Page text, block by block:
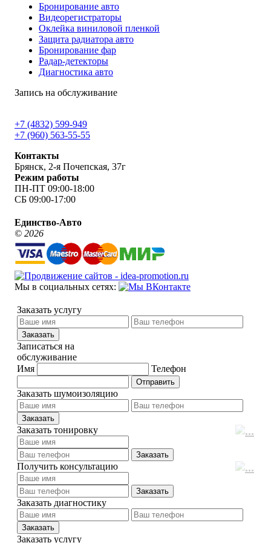
Бронирование авто
Видеорегистраторы
Оклейка виниловой пленкой
Защита радиатора авто
Бронирование фар
Радар-детекторы
Диагностика авто
Запись на обслуживание
+7 (4832) 599-949
+7 (960) 563-55-55
Контакты
Брянск, 2-я Почепская, 37г
Режим работы
ПН-ПТ 09:00-18:00
СБ 09:00-17:00
Единство-Авто
©2026
Мы в социальных сетях:
Заказать услугу
Записаться на
обслуживание
Имя
Телефон
Заказать шумоизоляцию
Заказать тонировку
Получить консультацию
Заказать диагностику
Заказать услугу